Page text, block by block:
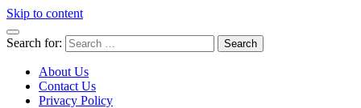
Skip to content
Search for:
About Us
Contact Us
Privacy Policy